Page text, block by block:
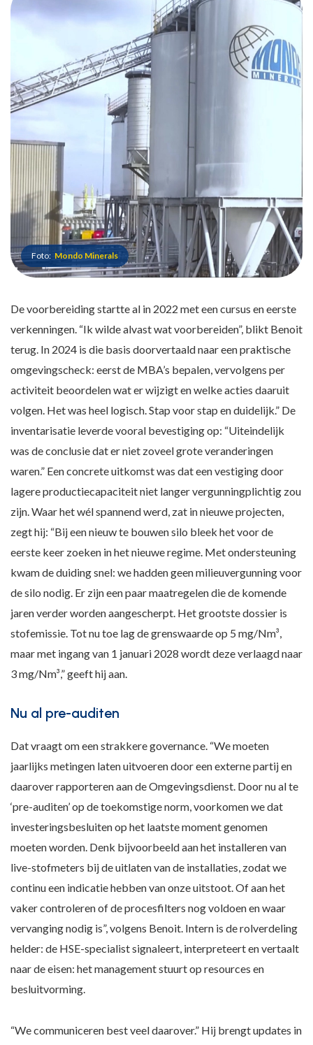
De voorbereiding startte al in 2022 met een cursus en eerste
verkenningen. “Ik wilde alvast wat voorbereiden”, blikt Benoit
terug. In 2024 is die basis doorvertaald naar een praktische
omgevingscheck: eerst de MBA’s bepalen, vervolgens per
activiteit beoordelen wat er wijzigt en welke acties daaruit
volgen. Het was heel logisch. Stap voor stap en duidelijk.” De
inventarisatie leverde vooral bevestiging op: “Uiteindelijk
was de conclusie dat er niet zoveel grote veranderingen
waren.” Een concrete uitkomst was dat een vestiging door
lagere productiecapaciteit niet langer vergunningplichtig zou
zijn. Waar het wél spannend werd, zat in nieuwe projecten,
zegt hij: “Bij een nieuw te bouwen silo bleek het voor de
eerste keer zoeken in het nieuwe regime. Met ondersteuning
kwam de duiding snel: we hadden geen milieuvergunning voor
de silo nodig. Er zijn een paar maatregelen die de komende
jaren verder worden aangescherpt. Het grootste dossier is
stofemissie. Tot nu toe lag de grenswaarde op 5 mg/Nm³,
maar met ingang van 1 januari 2028 wordt deze verlaagd naar
3 mg/Nm³,” geeft hij aan.
Foto: Mondo Minerals
Nu al pre-auditen
Dat vraagt om een strakkere governance. “We moeten
jaarlijks metingen laten uitvoeren door een externe partij en
daarover rapporteren aan de Omgevingsdienst. Door nu al te
‘pre-auditen’ op de toekomstige norm, voorkomen we dat
investeringsbesluiten op het laatste moment genomen
moeten worden. Denk bijvoorbeeld aan het installeren van
live-stofmeters bij de uitlaten van de installaties, zodat we
continu een indicatie hebben van onze uitstoot. Of aan het
vaker controleren of de procesfilters nog voldoen en waar
vervanging nodig is”, volgens Benoit. Intern is de rolverdeling
helder: de HSE-specialist signaleert, interpreteert en vertaalt
naar de eisen: het management stuurt op resources en
besluitvorming.
“We communiceren best veel daarover.” Hij brengt updates in